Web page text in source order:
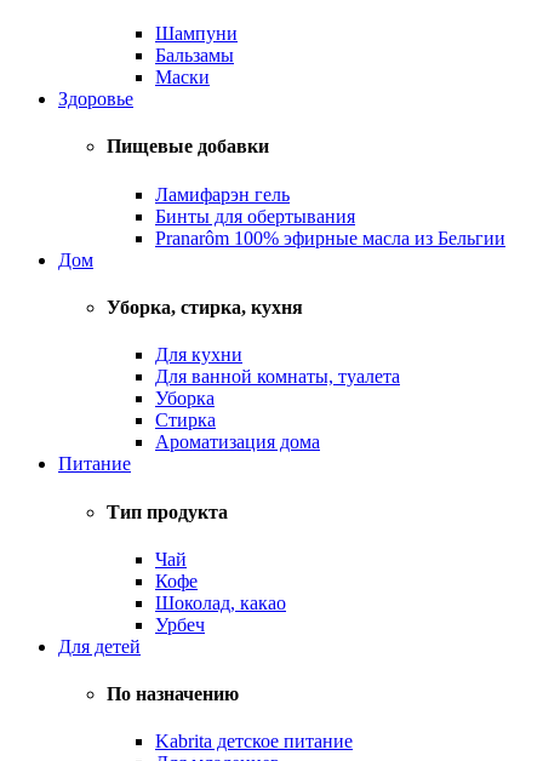
Шампуни
Бальзамы
Маски
Здоровье
Пищевые добавки
Ламифарэн гель
Бинты для обертывания
Pranarôm 100% эфирные масла из Бельгии
Дом
Уборка, стирка, кухня
Для кухни
Для ванной комнаты, туалета
Уборка
Стирка
Ароматизация дома
Питание
Тип продукта
Чай
Кофе
Шоколад, какао
Урбеч
Для детей
По назначению
Kabrita детское питание